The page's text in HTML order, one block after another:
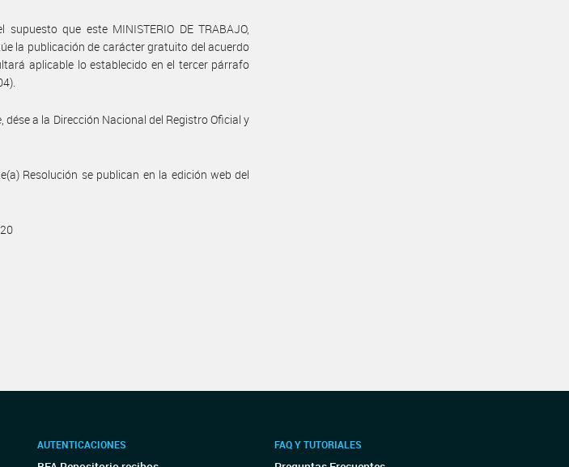
supuesto que este MINISTERIO DE TRABAJO,
la publicación de carácter gratuito del acuerdo
aplicable lo establecido en el tercer párrafo
dése a la Dirección Nacional del Registro Oficial y
Resolución se publican en la edición web del
AUTENTICACIONES FAQ Y TUTORIALES